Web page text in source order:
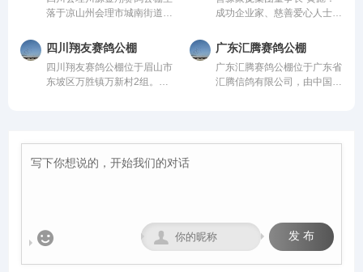
广大鸽友创造一个心神向往的
赛鸽净地。
神向往的赛鸽净地。
餐区宽8米，赛鸽休息区39
纳赛鸽24000羽，园区规模位
列云南省前列。
米、宽28米，可容纳赛鸽2.5
喂食区和赛飞活动区等。
落于凉山州会理市城南街道五
然氧吧，距城区仅4公里，
108国道直达，交通便捷。公
棚周边无高压线遮挡，视野开
阔、生态优越，是赛鸽饲养、
成功企业家、慈善爱心人士、
贫攻坚先进个人”。旗下拥有
新材料能源、 医疗健康、养
生酒业、信鸽竞技为核心板块
的多元化控股企业。始终坚
大鸽友竞翔比赛坐拥强大后
四川翔友赛鸽公棚
四川翔友赛鸽公棚位于眉山市
东坡区万胜镇万新村2组。气
长、训养与竞翔提供了理想场
多平方米。公棚一字型排列，
能容纳一万五千余羽的赛鸽。
广东汇腾赛鸽公棚
广东汇腾赛鸽公棚位于广东省
汇腾信鸽有限公司，由中国信
 发 布
